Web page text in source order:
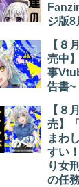
ジ版8
【８
売中
事
告書~
【８
売】
まわ
すい
り女
の任